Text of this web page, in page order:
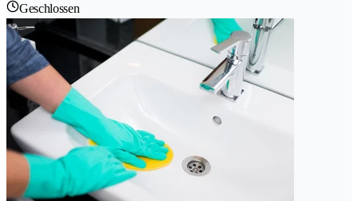
Geschlossen